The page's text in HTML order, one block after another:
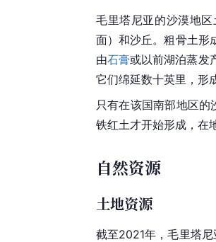
毛里塔尼亚的沙漠地
面）和沙丘。粗骨土形
由石膏或以前湖泊蒸发
它们绵延数十英里，形
只有在该国南部地区
铁红土才开始形成，在
自然资源
土地资源
截至2021年，毛里塔